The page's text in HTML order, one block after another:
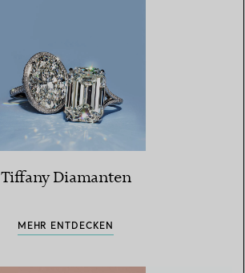
Tiffany Diamanten
MEHR ENTDECKEN